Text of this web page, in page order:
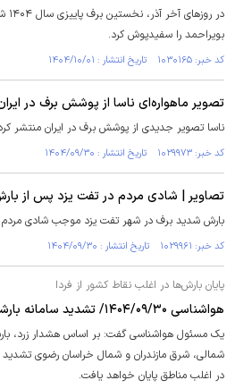
بویراحمد را سفیدپوش کرد.
کد خبر: ۱۰۳۰۱۶۵ تاریخ انتشار : ۱۴۰۴/۱۰/۰۱
تصویر ماهواره‌ای ناسا از پوشش برف در
ناسا تصویر جدیدی از پوشش برف در ایران منتشر
کد خبر: ۱۰۲۹۹۷۳ تاریخ انتشار : ۱۴۰۴/۰۹/۳۰
تصاویر | شادی مردم در تفت یزد پس از
بارش شدید برف در شهر تفت یزد موجب شادی مردم
کد خبر: ۱۰۲۹۹۶۱ تاریخ انتشار : ۱۴۰۴/۰۹/۳۰
پایان بارش‌ها در اغلب نقاط کشور از فردا
هواشناسی ۱۴۰۴/۰۹/۳۰/ تشدید سامانه بارشی در ۴ استان
یک مسئول هواشناسی گفت: بر اساس هشدار زرد،
شمالی، شرق مازندران و شمال خراسان رضوی تشدید
در اغلب مناطق پایان خواهد یافت.